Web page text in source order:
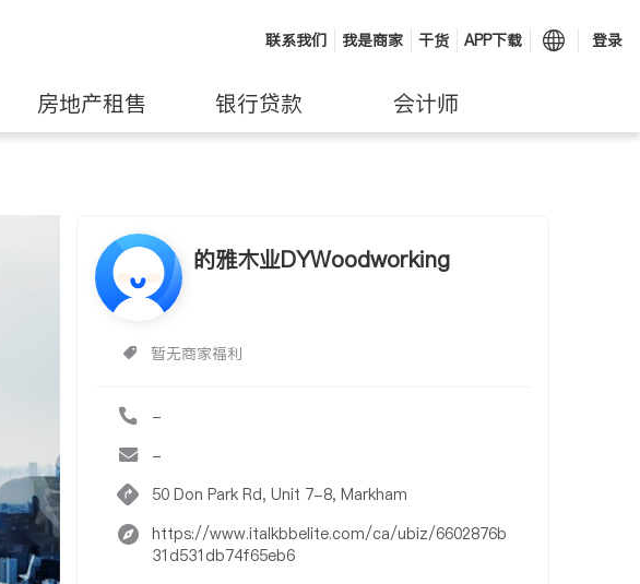
联系我们 我是商家 干货 APP下载 登录
房地产租售 银行贷款 会计师
的雅木业DYWoodworking
暂无商家福利
-
-
50 Don Park Rd, Unit 7-8, Markham
https://www.italkbbelite.com/ca/ubiz/6602876b
31d531db74f65eb6